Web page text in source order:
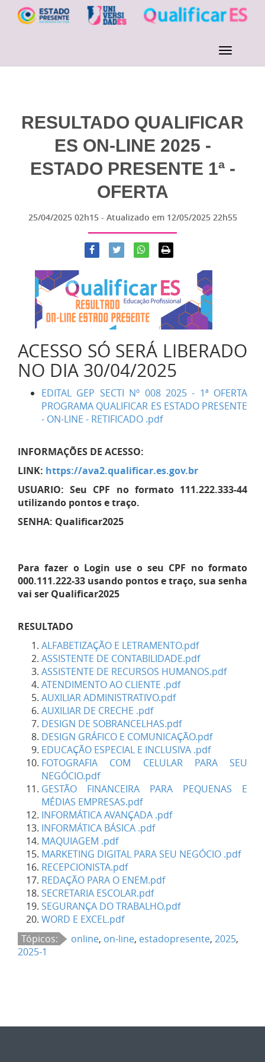
RESULTADO QUALIFICAR
ES ON-LINE 2025 -
ESTADO PRESENTE 1ª -
OFERTA
25/04/2025 02h15 - Atualizado em 12/05/2025 22h55
ACESSO SÓ SERÁ LIBERADO
NO DIA 30/04/2025
EDITAL GEP SECTI Nº 008 2025 - 1ª OFERTA
PROGRAMA QUALIFICAR ES ESTADO PRESENTE
- ON-LINE - RETIFICADO .pdf
INFORMAÇÕES DE ACESSO:
LINK: https://ava2.qualificar.es.gov.br
USUARIO: Seu CPF no formato 111.222.333-44
utilizando pontos e traço.
SENHA: Qualificar2025
Para fazer o Login use o seu CPF no formato
000.111.222-33 usando pontos e traço, sua senha
vai ser Qualificar2025
RESULTADO
ALFABETIZAÇÃO E LETRAMENTO.pdf
ASSISTENTE DE CONTABILIDADE.pdf
ASSISTENTE DE RECURSOS HUMANOS.pdf
ATENDIMENTO AO CLIENTE .pdf
AUXILIAR ADMINISTRATIVO.pdf
AUXILIAR DE CRECHE .pdf
DESIGN DE SOBRANCELHAS.pdf
DESIGN GRÁFICO E COMUNICAÇÃO.pdf
EDUCAÇÃO ESPECIAL E INCLUSIVA .pdf
FOTOGRAFIA COM CELULAR PARA SEU
NEGÓCIO.pdf
GESTÃO FINANCEIRA PARA PEQUENAS E
MÉDIAS EMPRESAS.pdf
INFORMÁTICA AVANÇADA .pdf
INFORMÁTICA BÁSICA .pdf
MAQUIAGEM .pdf
MARKETING DIGITAL PARA SEU NEGÓCIO .pdf
RECEPCIONISTA.pdf
REDAÇÃO PARA O ENEM.pdf
SECRETARIA ESCOLAR.pdf
SEGURANÇA DO TRABALHO.pdf
WORD E EXCEL.pdf
Tópicos:
online, on-line, estadopresente, 2025,
2025-1